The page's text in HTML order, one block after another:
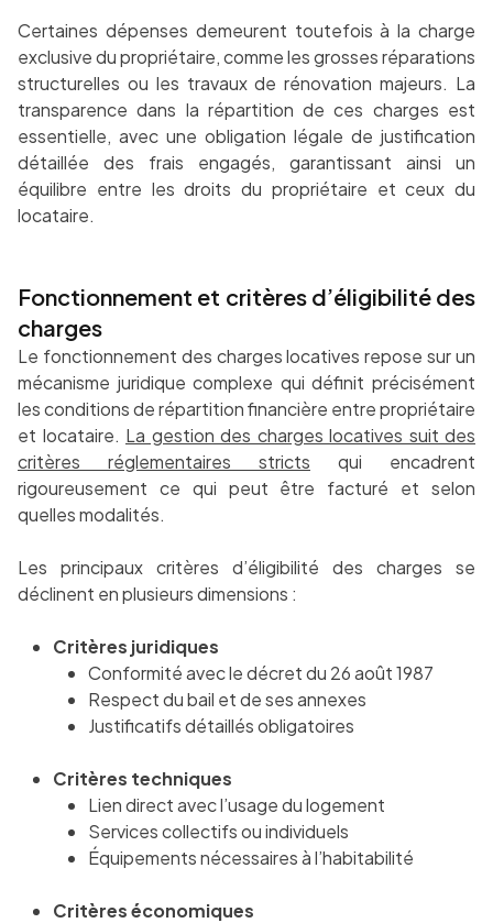
Certaines dépenses demeurent toutefois à la charge
exclusive du propriétaire, comme les grosses réparations
structurelles ou les travaux de rénovation majeurs. La
transparence dans la répartition de ces charges est
essentielle, avec une obligation légale de justification
détaillée des frais engagés, garantissant ainsi un
équilibre entre les droits du propriétaire et ceux du
locataire.
Fonctionnement et critères d’éligibilité des
charges
Le fonctionnement des charges locatives repose sur un
mécanisme juridique complexe qui définit précisément
les conditions de répartition financière entre propriétaire
et locataire. La gestion des charges locatives suit des
critères réglementaires stricts qui encadrent
rigoureusement ce qui peut être facturé et selon
quelles modalités.
Les principaux critères d’éligibilité des charges se
déclinent en plusieurs dimensions :
Critères juridiques
Conformité avec le décret du 26 août 1987
Respect du bail et de ses annexes
Justificatifs détaillés obligatoires
Critères techniques
Lien direct avec l’usage du logement
Services collectifs ou individuels
Équipements nécessaires à l’habitabilité
Critères économiques